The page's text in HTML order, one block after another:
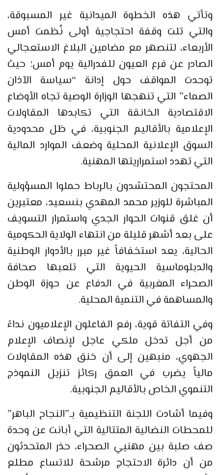
وتأتي هذه الخطوة الميدانية غير المسبوقة،
والتي تلت وقفة احتجاجية أولى نُظمت أمس
الأربعاء، لتنصهر مع مضامين البلاغ الاستعجالي
الصادر عن فرع العيون للفدرالية يوم أمس؛ حيث
توحدت المواقف حول إدانة “سياسة الآذان
الصماء” التي تنهجها الوزارة الوصية تجاه الأوضاع
الاقتصادية الخانقة التي تكابدها المقاولات
الإعلامية بالأقاليم الجنوبية، في ظل محدودية
السوق الإعلانية المحلية وضعف الموارد المالية
التي تهدد استمراريتها المهنية.
المحتجون المحتشدون بالرباط حملوا المسؤولية
المباشرة للوزير محمد المهدي بنسعيد، معتبرين
أن غلق قنوات الحوار الجدي واستمرار التسويف
على بعد أشهر قليلة من انتهاء الولاية الحكومية
الحالية، يعد استخفافاً غير مبرر بالأدوار الوطنية
والدبلوماسية الحيوية التي تلعبها صحافة
الصحراء المغربية في الدفاع عن حوزة الوطن
والمساهمة في التنمية المحلية.
وفي التفاتة قوية، رفع الفاعلون الإعلاميون نداءً
من أجل تدخل ملكي عاجل لإنصاف الإعلام
الجهوي، منبهين إلى أن خنق هذه المقاولات
مالياً يضرب في العمق ركائز تنزيل النموذج
التنموي الخاص بالأقاليم الجنوبية.
وفيما أشادت اللجنة التنظيمية بـ”النجاح الباهر”
للمحطات النضالية المتتالية التي أبانت عن وحدة
صف صلبة بين مهنيي الصحراء، حذر المتحدثون
من أن دائرة الاحتجاج مرشحة للاتساع مطلع